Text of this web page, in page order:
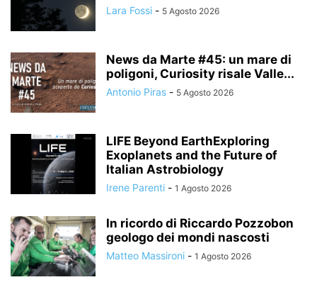
Lara Fossi - 5 Agosto 2026
News da Marte #45: un mare di
poligoni, Curiosity risale Valle...
Antonio Piras - 5 Agosto 2026
LIFE Beyond EarthExploring
Exoplanets and the Future of
Italian Astrobiology
Irene Parenti - 1 Agosto 2026
In ricordo di Riccardo Pozzobon
geologo dei mondi nascosti
Matteo Massironi - 1 Agosto 2026